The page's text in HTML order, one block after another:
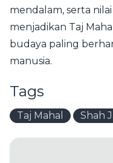
mendalam, serta
menjadikan Taj
budaya paling
manusia.
Tags
Taj Mahal Shah